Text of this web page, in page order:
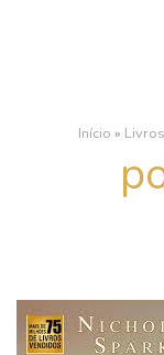
Início »